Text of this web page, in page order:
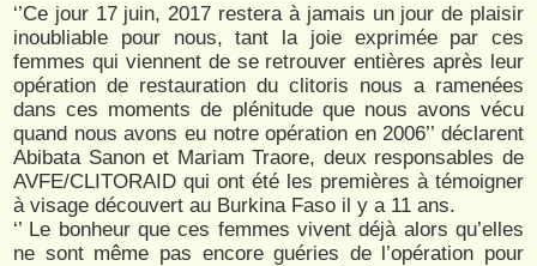
‘’Ce jour 17 juin, 2017 restera à jamais un jour de plaisir
inoubliable pour nous, tant la joie exprimée par ces
femmes qui viennent de se retrouver entières après leur
opération de restauration du clitoris nous a ramenées
dans ces moments de plénitude que nous avons vécu
quand nous avons eu notre opération en 2006’’ déclarent
Abibata Sanon et Mariam Traore, deux responsables de
AVFE/CLITORAID qui ont été les premières à témoigner
à visage découvert au Burkina Faso il y a 11 ans.
‘’ Le bonheur que ces femmes vivent déjà alors qu’elles
ne sont même pas encore guéries de l’opération pour